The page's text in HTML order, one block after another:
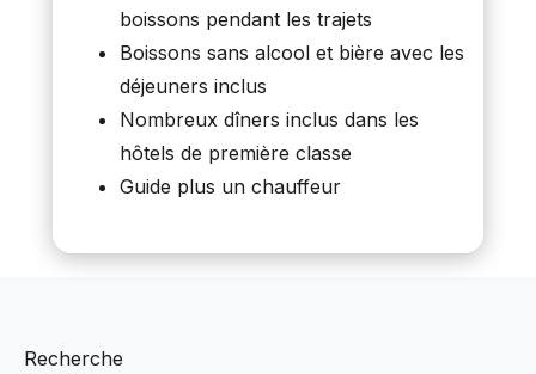
boissons pendant les trajets
Boissons sans alcool et bière avec les
déjeuners inclus
Nombreux dîners inclus dans les
hôtels de première classe
Guide plus un chauffeur
Recherche